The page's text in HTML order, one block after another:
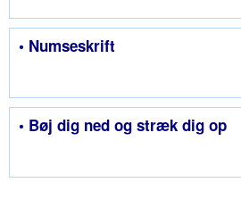
• Numseskrift
• Bøj dig ned og stræk dig op